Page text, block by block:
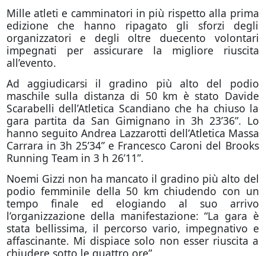
Mille atleti e camminatori in più rispetto alla prima
edizione che hanno ripagato gli sforzi degli
organizzatori e degli oltre duecento volontari
impegnati per assicurare la migliore riuscita
all’evento.
Ad aggiudicarsi il gradino più alto del podio
maschile sulla distanza di 50 km è stato Davide
Scarabelli dell’Atletica Scandiano che ha chiuso la
gara partita da San Gimignano in 3h 23’36”. Lo
hanno seguito Andrea Lazzarotti dell’Atletica Massa
Carrara in 3h 25’34” e Francesco Caroni del Brooks
Running Team in 3 h 26’11”.
Noemi Gizzi non ha mancato il gradino più alto del
podio femminile della 50 km chiudendo con un
tempo finale ed elogiando al suo arrivo
l’organizzazione della manifestazione: “La gara è
stata bellissima, il percorso vario, impegnativo e
affascinante. Mi dispiace solo non esser riuscita a
chiudere sotto le quattro ore”.